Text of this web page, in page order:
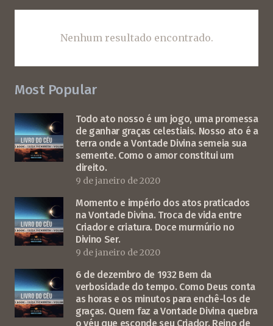
Nenhum resultado encontrado.
Most Popular
Todo ato nosso é um jogo, uma promessa
de ganhar graças celestiais. Nosso ato é a
terra onde a Vontade Divina semeia sua
semente. Como o amor constitui um
direito.
9 de janeiro de 2020
Momento e império dos atos praticados
na Vontade Divina. Troca de vida entre
Criador e criatura. Doce murmúrio no
Divino Ser.
9 de janeiro de 2020
6 de dezembro de 1932 Bem da
verbosidade do tempo. Como Deus conta
as horas e os minutos para enchê-los de
graças. Quem faz a Vontade Divina quebra
o véu que esconde seu Criador. Reino de